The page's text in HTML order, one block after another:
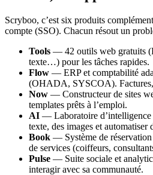
Scryboo, c’est six produits
compte (SSO). Chacun résout un
Tools — 42 outils web gratuits
texte…) pour les tâches rapides.
Flow — ERP et comptabilité
(OHADA, SYSCOA).
Now — Constructeur de sites
templates prêts à l’emploi.
AI — Laboratoire
texte, des images et
Book — Système de
de services (coiffeurs,
Pulse — Suite sociale et
interagir avec sa communauté.